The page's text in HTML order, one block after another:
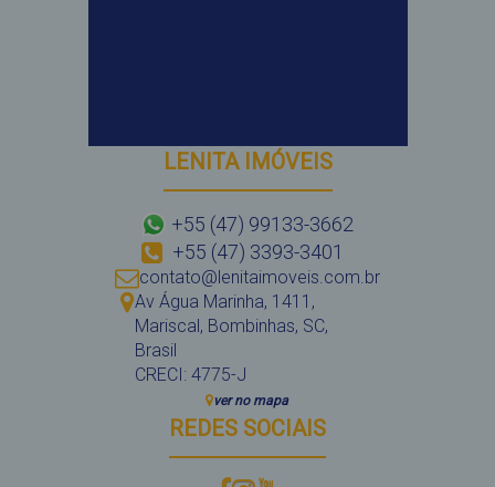
LENITA IMÓVEIS
+55 (47) 99133-3662
+55 (47) 3393-3401
contato@lenitaimoveis.com.br
Av Água Marinha, 1411 ,
Mariscal , Bombinhas, SC,
Brasil
CRECI: 4775-J
ver no mapa
REDES SOCIAIS